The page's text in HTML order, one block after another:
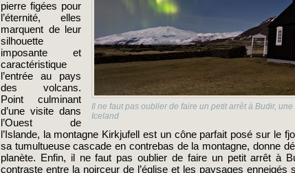
Il ne faut pas oublier de faire un petit arrêt à Budir,
Iceland
pierre figées pour
l’éternité, elles
marquent de leur
silhouette
imposante et
caractéristique
l’entrée au pays
des volcans.
Point culminant
d’une visite dans
l’Ouest de
l’Islande, la montagne Kirkjufell est un cône parfait posé sur le
sa tumultueuse cascade en contrebas de la montagne, donne
planète. Enfin, il ne faut pas oublier de faire un petit arrêt à
contraste entre la noirceur de l’église et les paysages